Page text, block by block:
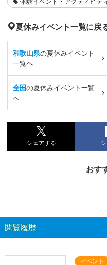
夏休みイベント一覧に戻
和歌山県の夏休みイベント
一覧へ
全国の夏休みイベント一覧
へ
シェアする
おす
閲覧履歴